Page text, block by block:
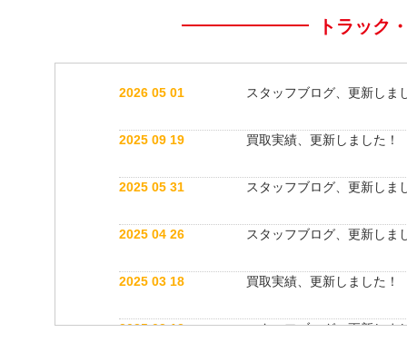
トラック
2026 05 01 スタッフブログ、更新しま
2025 09 19 買取実績、更新しました！
2025 05 31 スタッフブログ、更新しま
2025 04 26 スタッフブログ、更新しま
2025 03 18 買取実績、更新しました！
2025 03 12 スタッフブログ、更新しま